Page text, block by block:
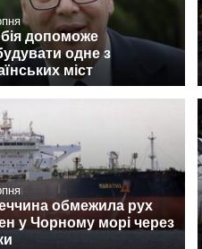
допоможе
одне з
міст
обмежила рух
у Чорному морі через